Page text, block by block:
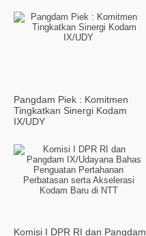
Pangdam Piek : Komitmen
Tingkatkan Sinergi Kodam
IX/UDY
Komisi I DPR RI dan Pangdam